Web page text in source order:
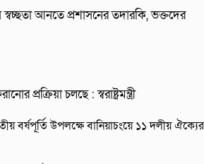
স্বচ্ছতা আনতে প্রশাসনের তদারকি, ভক্তদের
প্রক্রিয়া চলছে : স্বরাষ্ট্রমন্ত্রী